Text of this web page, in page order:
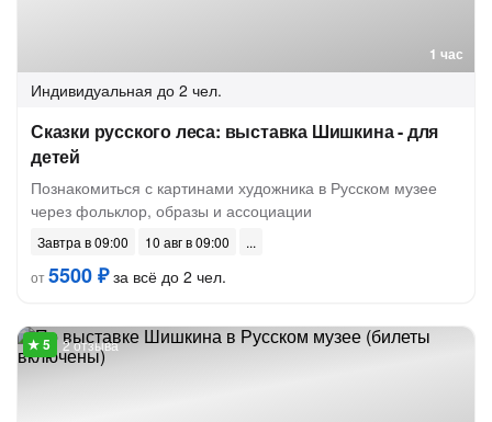
1 час
Индивидуальная до 2 чел.
Сказки русского леса: выставка Шишкина - для
детей
Познакомиться с картинами художника в Русском музее
через фольклор, образы и ассоциации
Завтра в 09:00
10 авг в 09:00
от5500 ₽за всё до 2 чел.
2 отзыва